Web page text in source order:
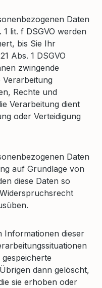
Daten
lit. f DSGVO werden
bis Sie Ihr
Abs. 1 DSGVO
zwingende
Rechte und
Verarbeitung dient
oder Verteidigung
Daten
auf Grundlage von
diese Daten so
Informationen dieser
dann gelöscht,
sie erhoben oder